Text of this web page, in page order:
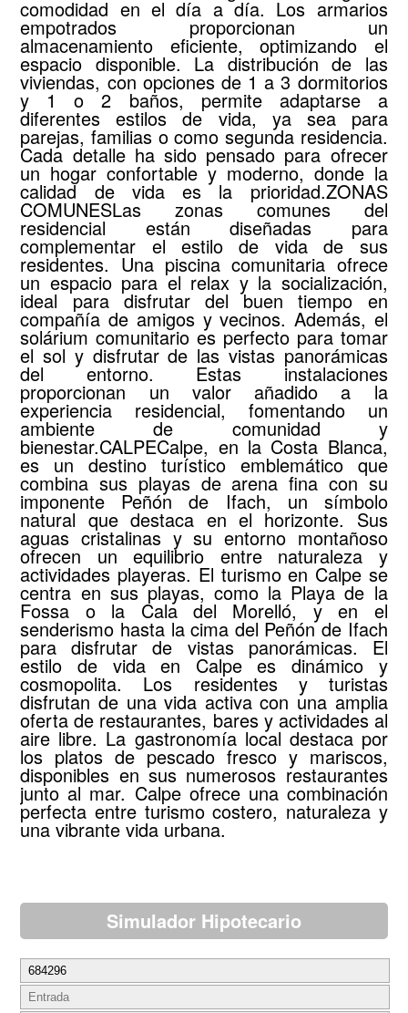
comodidad en el día a día. Los armarios
empotrados proporcionan un
almacenamiento eficiente, optimizando el
espacio disponible. La distribución de las
viviendas, con opciones de 1 a 3 dormitorios
y 1 o 2 baños, permite adaptarse a
diferentes estilos de vida, ya sea para
parejas, familias o como segunda residencia.
Cada detalle ha sido pensado para ofrecer
un hogar confortable y moderno, donde la
calidad de vida es la prioridad.ZONAS
COMUNESLas zonas comunes del
residencial están diseñadas para
complementar el estilo de vida de sus
residentes. Una piscina comunitaria ofrece
un espacio para el relax y la socialización,
ideal para disfrutar del buen tiempo en
compañía de amigos y vecinos. Además, el
solárium comunitario es perfecto para tomar
el sol y disfrutar de las vistas panorámicas
del entorno. Estas instalaciones
proporcionan un valor añadido a la
experiencia residencial, fomentando un
ambiente de comunidad y
bienestar.CALPECalpe, en la Costa Blanca,
es un destino turístico emblemático que
combina sus playas de arena fina con su
imponente Peñón de Ifach, un símbolo
natural que destaca en el horizonte. Sus
aguas cristalinas y su entorno montañoso
ofrecen un equilibrio entre naturaleza y
actividades playeras. El turismo en Calpe se
centra en sus playas, como la Playa de la
Fossa o la Cala del Morelló, y en el
senderismo hasta la cima del Peñón de Ifach
para disfrutar de vistas panorámicas. El
estilo de vida en Calpe es dinámico y
cosmopolita. Los residentes y turistas
disfrutan de una vida activa con una amplia
oferta de restaurantes, bares y actividades al
aire libre. La gastronomía local destaca por
los platos de pescado fresco y mariscos,
disponibles en sus numerosos restaurantes
junto al mar. Calpe ofrece una combinación
perfecta entre turismo costero, naturaleza y
una vibrante vida urbana.
Simulador Hipotecario